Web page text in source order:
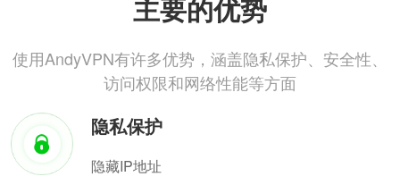
主要的优势
使用AndyVPN有许多优势，涵盖隐私保护、安全性、
访问权限和网络性能等方面
隐私保护
隐藏IP地址